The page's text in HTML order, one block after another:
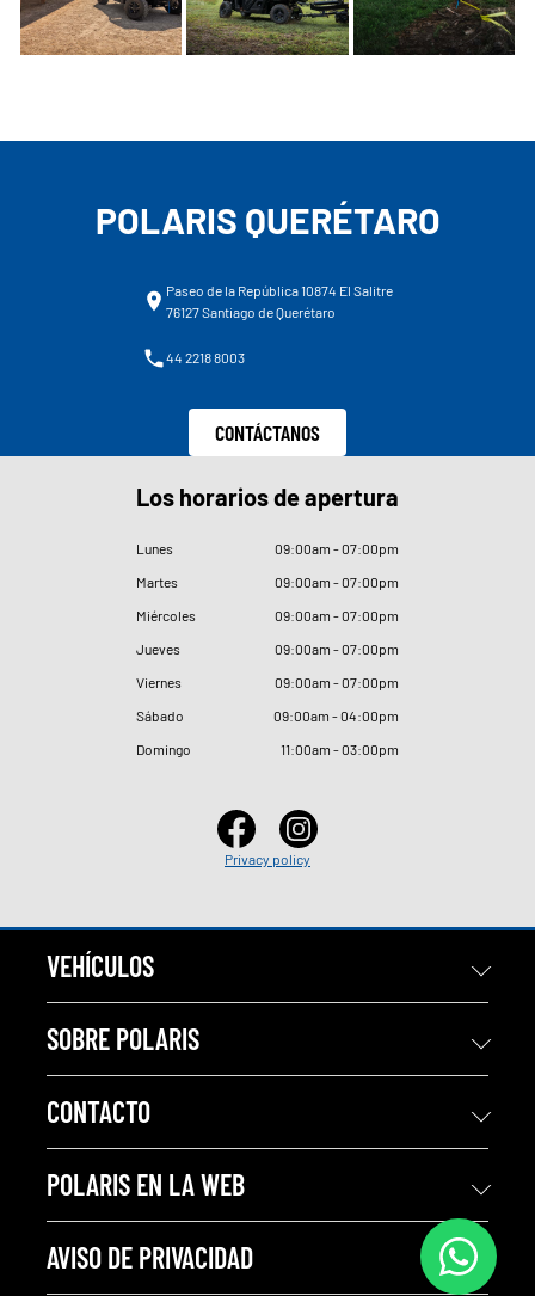
POLARIS QUERÉTARO
Paseo de la República 10874 El Salitre
76127 Santiago de Querétaro
44 2218 8003
CONTÁCTANOS
Los horarios de apertura
Lunes 09:00am - 07:00pm
Martes
09:00am - 07:00pm
Miércoles
09:00am - 07:00pm
Jueves
09:00am - 07:00pm
Viernes
09:00am - 07:00pm
Sábado
09:00am - 04:00pm
Domingo
11:00am - 03:00pm
Privacy policy
VEHÍCULOS
SOBRE POLARIS
CONTACTO
POLARIS EN LA WEB
AVISO DE PRIVACIDAD